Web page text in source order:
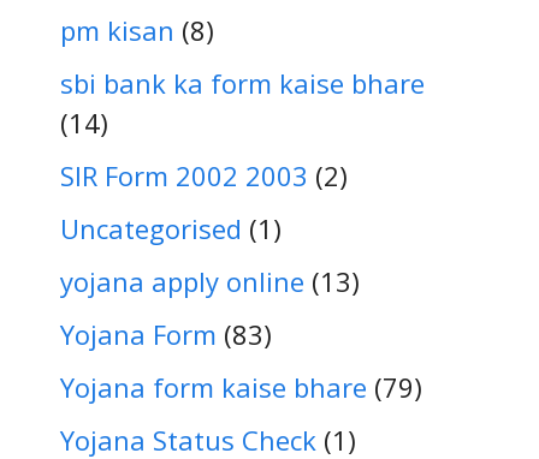
pm kisan (8)
sbi bank ka form kaise bhare
(14)
SIR Form 2002 2003 (2)
Uncategorised (1)
yojana apply online (13)
Yojana Form (83)
Yojana form kaise bhare (79)
Yojana Status Check (1)